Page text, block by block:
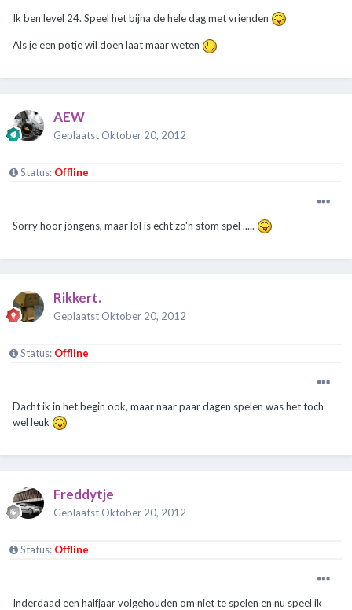
Ik ben level 24. Speel het bijna de hele dag met vrienden
Als je een potje wil doen laat maar weten
AEW
Geplaatst Oktober 20, 2012
Status: Offline
Sorry hoor jongens, maar lol is echt zo'n stom spel .....
Rikkert.
Geplaatst Oktober 20, 2012
Status: Offline
Dacht ik in het begin ook, maar naar paar dagen spelen was het toch
wel leuk
Freddytje
Geplaatst Oktober 20, 2012
Status: Offline
Inderdaad een halfjaar volgehouden om niet te spelen en nu speel ik